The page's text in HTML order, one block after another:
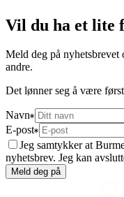
Vil du ha et lite
Meld deg på
andre.
Det lønner seg å være
Navn
E-post
Jeg samtykker at
nyhetsbrev. Jeg kan
Meld deg på